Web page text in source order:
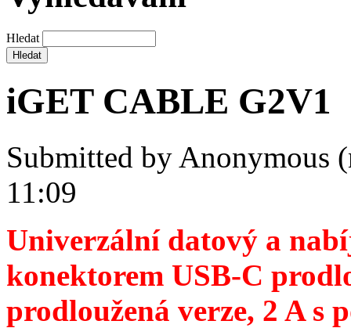
Hledat
iGET CABLE G2V1
Submitted by Anonymous
11:09
Univerzální datový a
konektorem USB-C
prodloužená verze, 2 A s